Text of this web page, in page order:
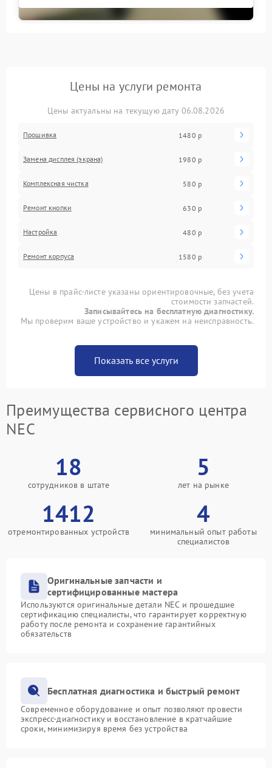
Цены на услуги ремонта
Цены актуальны на текущую дату 06.08.2026
Прошивка 1480 р
Замена дисплея (экрана) 1980 р
Комплексная чистка 580 р
Ремонт кнопки 630 р
Настройка 480 р
Ремонт корпуса 1580 р
Цены в прайс-листе указаны ориентировочные, без учета
стоимости запчастей.
Записывайтесь на бесплатную диагностику.
Мы проверим ваше устройство и укажем на неисправность.
Показать все услуги
Преимущества сервисного центра
NEC
18
сотрудников в штате
5
лет на рынке
1412
отремонтированных устройств
4
минимальный опыт работы
специалистов
Оригинальные запчасти и
сертифицированные мастера
Используются оригинальные детали NEC и прошедшие
сертификацию специалисты, что гарантирует корректную
работу после ремонта и сохранение гарантийных
обязательств
Бесплатная диагностика и быстрый ремонт
Современное оборудование и опыт позволяют провести
экспресс-диагностику и восстановление в кратчайшие
сроки, минимизируя время без устройства